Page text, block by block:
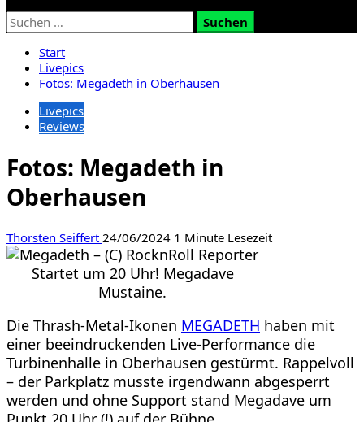
Suchen
nach:
Start
Livepics
Fotos: Megadeth in Oberhausen
Livepics
Reviews
Fotos: Megadeth in
Oberhausen
Thorsten Seiffert 24/06/2024 1 Minute Lesezeit
Startet um 20 Uhr! Megadave
Mustaine.
Die Thrash-Metal-Ikonen MEGADETH haben mit
einer beeindruckenden Live-Performance die
Turbinenhalle in Oberhausen gestürmt. Rappelvoll
– der Parkplatz musste irgendwann abgesperrt
werden und ohne Support stand Megadave um